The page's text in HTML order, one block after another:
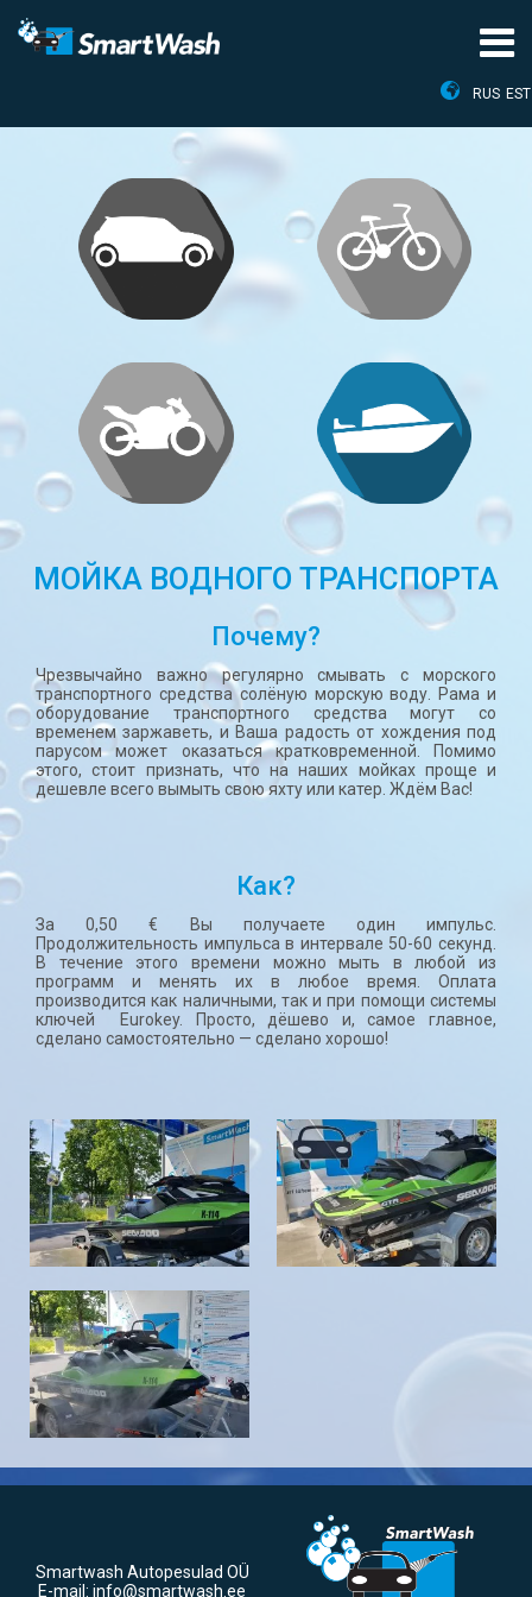
RUS EST
МОЙКА ВОДНОГО ТРАНСПОРТА
Почему?
Чрезвычайно важно регулярно смывать с морского
транспортного средства солёную морскую воду. Рама и
оборудование транспортного средства могут со
временем заржаветь, и Ваша радость от хождения под
парусом может оказаться кратковременной. Помимо
этого, стоит признать, что на наших мойках проще и
дешевле всего вымыть свою яхту или катер. Ждём Вас!
Как?
За 0,50 € Вы получаете один импульс.
Продолжительность импульса в интервале 50-60 секунд.
В течение этого времени можно мыть в любой из
программ и менять их в любое время. Оплата
производится как наличными, так и при помощи системы
ключей Eurokey. Просто, дёшево и, самое главное,
сделано самостоятельно — сделано хорошо!
Smartwash Autopesulad OÜ
E-mail: info@smartwash.ee